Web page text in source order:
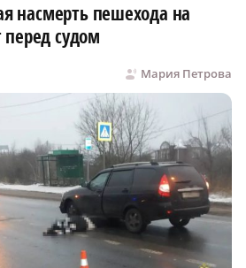
насмерть пешехода на
перед судом
Мария Петрова